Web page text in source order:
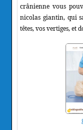
crânienne vous
nicolas giantin, qui
têtes, vos vertiges, et